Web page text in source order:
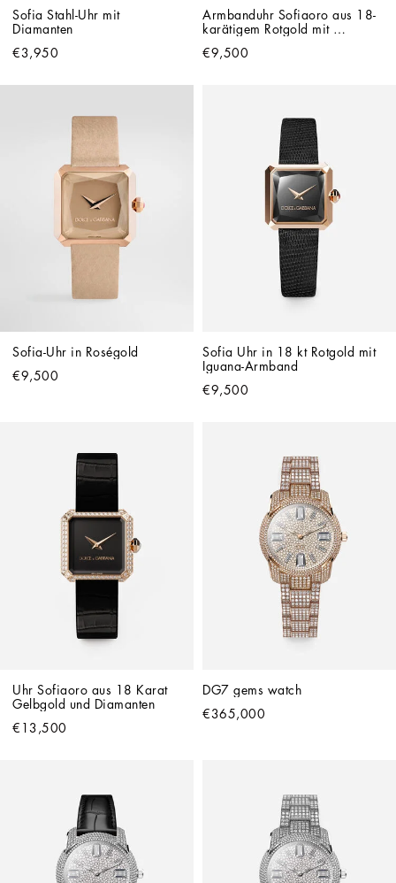
Sofia Stahl-Uhr mit
Diamanten
€3,950
Armbanduhr Sofiaoro aus 18-
karätigem Rotgold mit
€9,500
Sofia-Uhr in Roségold
€9,500
Sofia Uhr in 18 kt Rotgold mit
Iguana-Armband
€9,500
Uhr Sofiaoro aus 18 Karat
Gelbgold und Diamanten
€13,500
DG7 gems watch
€365,000